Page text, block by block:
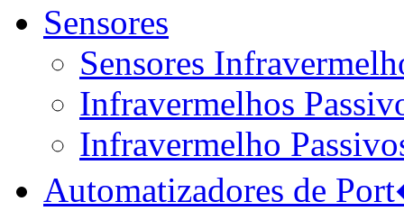
Sensores
Sensores
Infravermelhos
Infravermelho
Automatizadores de